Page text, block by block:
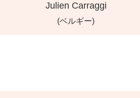
Julien Carraggi
(ベルギー)